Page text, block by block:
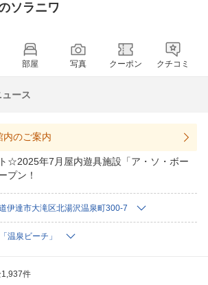
ソラニワ
部屋 写真 クーポン クチコミ
ース
のご案内
☆2025年7月屋内遊具施設「ア・ソ・ボー
プン！
伊達市大滝区北湯沢温泉町300-7
温泉ビーチ」
1,937件